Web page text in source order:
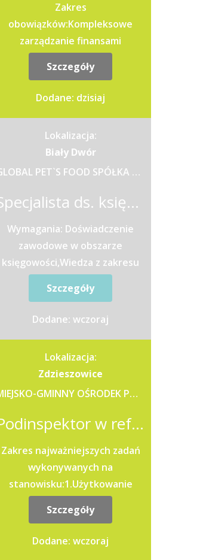
Zakres
obowiązków:Kompleksowe
zarządzanie finansami
fabrykiZarządzanie
zespołemWspółpraca z
Kierownictwem Zakładu oraz
ZarządemWsparcie w...
Szczegóły
Dodane: dzisiaj
Lokalizacja:
Biały Dwór
GLOBAL PET`S FOOD SPÓŁKA Z OGRANICZONĄ ODPOWIEDZIALNOŚCIĄ
Specjalista ds. księgowości (k/m)
Wymagania: Doświadczenie
zawodowe w obszarze
księgowości,Wiedza z zakresu
rachunkowości i rozliczeń
podatkowych,Wykształcenie
wyższe, preferowane o...
Szczegóły
Dodane: wczoraj
Lokalizacja:
Zdzieszowice
MIEJSKO-GMINNY OŚRODEK POMOCY SPOŁECZNEJ W ZDZIESZOWICACH
Podinspektor w referacie księgowości (k/m)
Zakres najważniejszych zadań
wykonywanych na
stanowisku:1.Użytkowanie
obsługiwanych programów
komputerowych w sposób
zapewniający: .właściwy
Szczegóły
Dodane: wczoraj